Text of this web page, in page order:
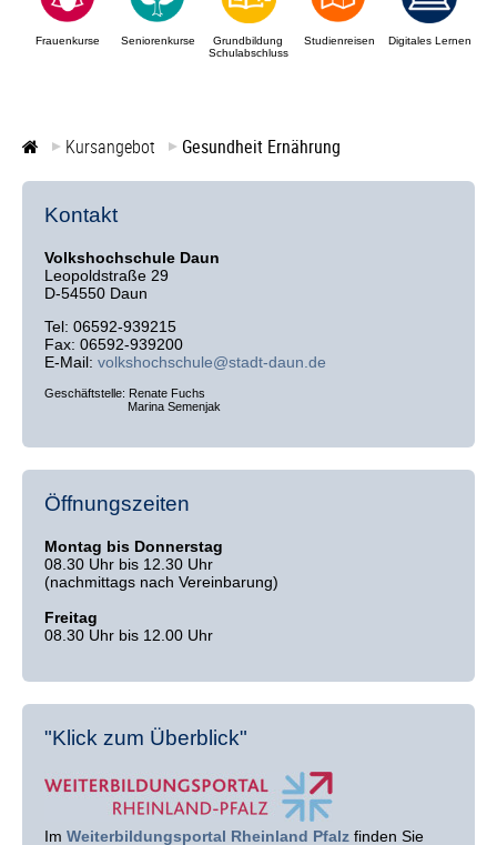
Schulabschluss
Veranstaltungsorte
Frauenkurse Seniorenkurse
Grundbildung
Schulabschluss
Studienreisen Digitales Lernen
Kursangebot Gesundheit Ernährung
Kontakt
Volkshochschule Daun
Leopoldstraße 29
D-54550 Daun
Tel: 06592-939215
Fax: 06592-939200
E-Mail: volkshochschule@stadt-daun.de
Geschäftstelle: Renate Fuchs
Marina Semenjak
Öffnungszeiten
Montag bis Donnerstag
08.30 Uhr bis 12.30 Uhr
(nachmittags nach Vereinbarung)
Freitag
08.30 Uhr bis 12.00 Uhr
"Klick zum Überblick"
Im Weiterbildungsportal Rheinland Pfalz finden Sie